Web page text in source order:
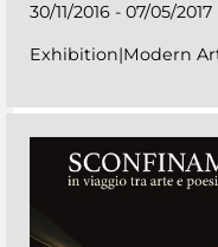
30/11/2016 - 07/05/2017
Exhibition|Modern